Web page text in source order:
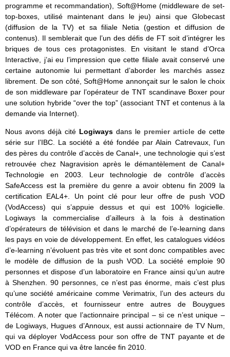
programme et recommandation), Soft@Home (middleware de set-
top-boxes, utilisé maintenant dans le jeu) ainsi que Globecast
(diffusion de la TV) et sa filiale Netia (gestion et diffusion de
contenus). Il semblerait que l’un des défis de FT soit d’intégrer les
briques de tous ces protagonistes. En visitant le stand d’Orca
Interactive, j’ai eu l’impression que cette filiale avait conservé une
certaine autonomie lui permettant d’aborder les marchés assez
librement. De son côté, Soft@Home annonçait sur le salon le choix
de son middleware par l’opérateur de TNT scandinave Boxer pour
une solution hybride “over the top” (associant TNT et contenus à la
demande via Internet).
Nous avons déjà cité Logiways dans le premier article de cette
série sur l’IBC. La société a été fondée par Alain Catrevaux, l’un
des pères du contrôle d’accès de Canal+, une technologie qui s’est
retrouvée chez Nagravision après le démantèlement de Canal+
Technologie en 2003. Leur technologie de contrôle d’accès
SafeAccess est la première du genre a avoir obtenu fin 2009 la
certification EAL4+. Un point clé pour leur offre de push VOD
(VodAccess) qui s’appuie dessus et qui est 100% logicielle.
Logiways la commercialise d’ailleurs à la fois à destination
d’opérateurs de télévision et dans le marché de l’e-learning dans
les pays en voie de développement. En effet, les catalogues vidéos
d’e-learning n’évoluent pas très vite et sont donc compatibles avec
le modèle de diffusion de la push VOD. La société emploie 90
personnes et dispose d’un laboratoire en France ainsi qu’un autre
à Shenzhen. 90 personnes, ce n’est pas énorme, mais c’est plus
qu’une société américaine comme Verimatrix, l’un des acteurs du
contrôle d’accès, et fournisseur entre autres de Bouygues
Télécom. A noter que l’actionnaire principal – si ce n’est unique –
de Logiways, Hugues d’Annoux, est aussi actionnaire de TV Num,
qui va déployer VodAccess pour son offre de TNT payante et de
VOD en France qui va être lancée fin 2010.